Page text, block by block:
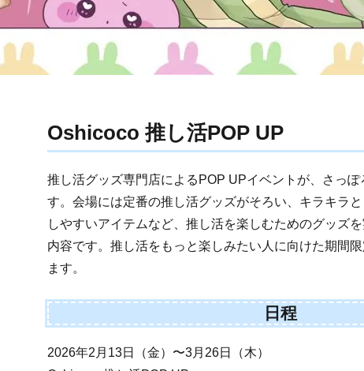
Oshicoco 推し活POP UP
推し活グッズ専門店によるPOP UPイベントが、さっ
す。会場には定番の推し活グッズがそろい、キラキラ
しやすいアイテムなど、推し活を楽しむためのグッズ
内容です。推し活をもっと楽しみたい人に向けた期間
ます。
日程
2026年2月13日（金）〜3月26日（木）